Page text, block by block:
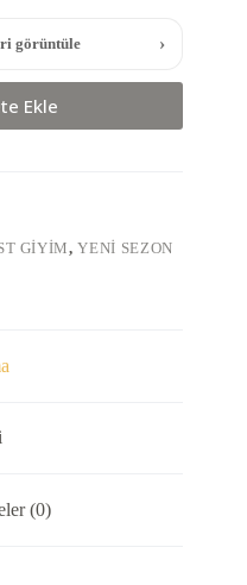
görüntüle ›
Ekle
GIYIM,YENI SEZON
(0)